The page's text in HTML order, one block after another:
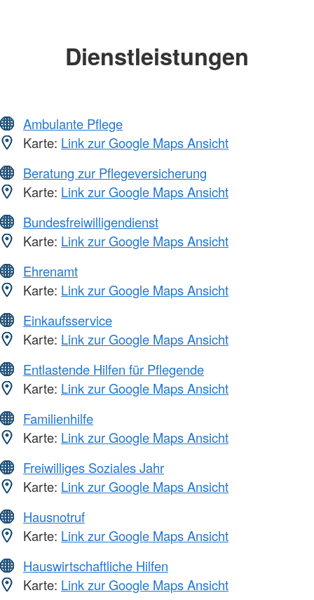
Dienstleistungen
Ambulante Pflege
Karte: Link zur Google Maps Ansicht
Beratung zur Pflegeversicherung
Karte: Link zur Google Maps Ansicht
Bundesfreiwilligendienst
Karte: Link zur Google Maps Ansicht
Ehrenamt
Karte: Link zur Google Maps Ansicht
Einkaufsservice
Karte: Link zur Google Maps Ansicht
Entlastende Hilfen für Pflegende
Karte: Link zur Google Maps Ansicht
Familienhilfe
Karte: Link zur Google Maps Ansicht
Freiwilliges Soziales Jahr
Karte: Link zur Google Maps Ansicht
Hausnotruf
Karte: Link zur Google Maps Ansicht
Hauswirtschaftliche Hilfen
Karte: Link zur Google Maps Ansicht